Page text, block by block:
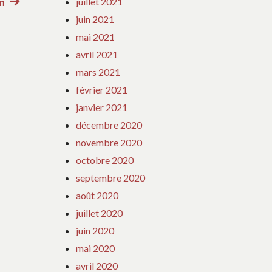
juin 2021
mai 2021
avril 2021
mars 2021
février 2021
janvier 2021
décembre 2020
novembre 2020
octobre 2020
septembre 2020
août 2020
juillet 2020
juin 2020
mai 2020
avril 2020